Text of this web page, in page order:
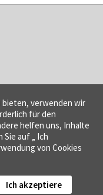
bieten, verwenden wir
für den
helfen uns, Inhalte
auf „ Ich
von Cookies
Ich akzeptiere